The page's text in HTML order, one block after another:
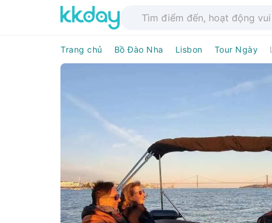
Trang chủ Bồ Đào Nha Lisbon Tour Ngày